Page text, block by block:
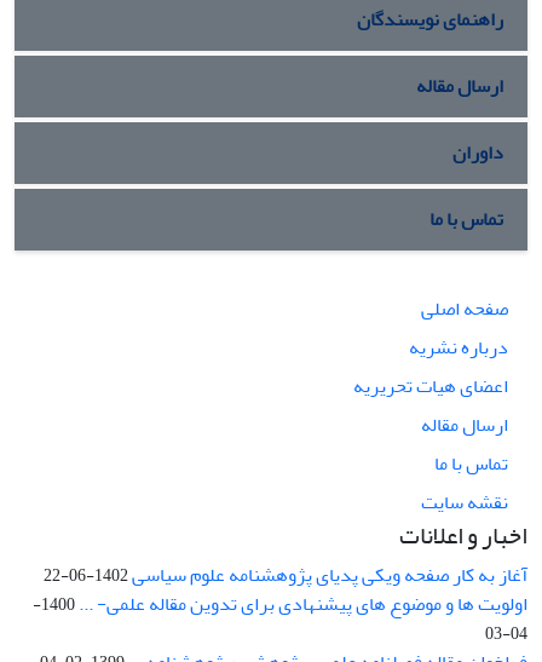
راهنمای نویسندگان
ارسال مقاله
داوران
تماس با ما
صفحه اصلی
درباره نشریه
اعضای هیات تحریریه
ارسال مقاله
تماس با ما
نقشه سایت
اخبار و اعلانات
آغاز به کار صفحه ویکی پدیای پژوهشنامه علوم سیاسی1402-06-22
اولویت ها و موضوع های پیشنهادی برای تدوین مقاله علمی- ...
1400-
04-03